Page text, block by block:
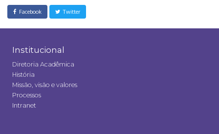
Facebook Twitter
Institucional
Diretoria Acadêmica
História
Missão, visão e valores
Processos
Intranet